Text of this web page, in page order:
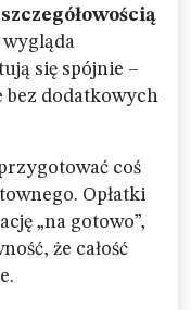
się spójnie –
bez dodatkowych
coś
Opłatki
„na gotowo”,
że całość